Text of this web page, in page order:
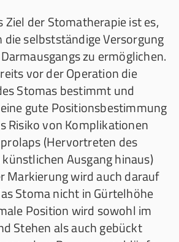
Ziel der Stomatherapie ist es,
selbstständige Versorgung
zu ermöglichen.
vor der Operation die
Stomas bestimmt und
gute Positionsbestimmung
Risiko von Komplikationen
(Hervortreten des
Ausgang hinaus)
Markierung wird auch darauf
Stoma nicht in Gürtelhöhe
Position wird sowohl im
Stehen als auch gebückt